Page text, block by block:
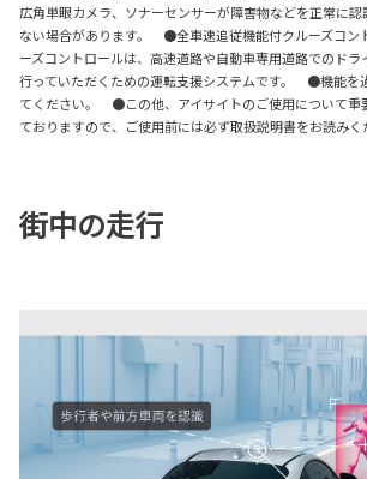
広角単眼カメラ、ソナーセンサーが障害物などを正常に
ない場合があります。 ●全車速追従機能付クルーズコン
ーズコントロールは、高速道路や自動車専用道路でのド
行っていただくための運転支援システムです。 ●機能を
てください。 ●この他、アイサイトのご使用について重
ておりますので、ご使用前には必ず取扱説明書をお読みく
街中の走行